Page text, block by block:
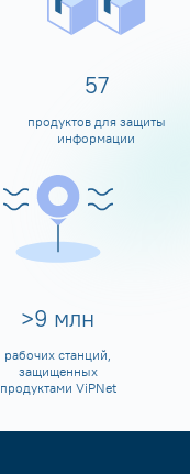
60
продуктов для защиты
информации
>10 млн
рабочих станций,
защищенных
продуктами ViPNet